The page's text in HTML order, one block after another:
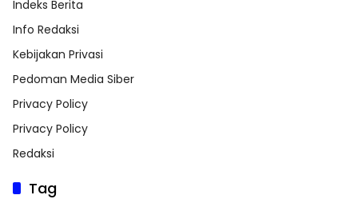
Indeks Berita
Info Redaksi
Kebijakan Privasi
Pedoman Media Siber
Privacy Policy
Privacy Policy
Redaksi
Tag